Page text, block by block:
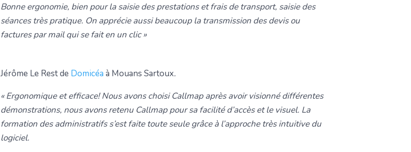
Bonne ergonomie, bien pour la saisie des prestations et frais de transport, saisie des
séances très pratique. On apprécie aussi beaucoup la transmission des devis ou
factures par mail qui se fait en un clic »
Jérôme Le Rest de Domicéa à Mouans Sartoux.
« Ergonomique et efficace! Nous avons choisi Callmap après avoir visionné différentes
démonstrations, nous avons retenu Callmap pour sa facilité d’accès et le visuel. La
formation des administratifs s’est faite toute seule grâce à l’approche très intuitive du
logiciel.